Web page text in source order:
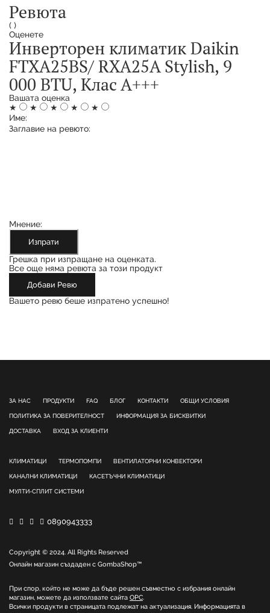
Ревюта
( )
Оценете
Инверторен климатик Daikin
FTXA25BS/ RXA25A Stylish, 9
000 BTU, Клас А+++
Вашата оценка
★
★ ★ ★
★
Име:
Заглавие на ревюто:
Мнение:
Изпрати
Грешка при изпращане на оценката.
Все още няма ревюта за този продукт
Добави Ревю
Вашето ревю беше изпратено успешно!
ЗА НАС ПРОДУКТИ FAQ БЛОГ КОНТАКТИ ОБЩИ УСЛОВИЯ
ПОЛИТИКА ЗА ПОВЕРИТЕЛНОСТ ИНФОРМАЦИЯ ЗА БИСКВИТКИ
ДОСТАВКА ВХОД ЗА КЛИЕНТИ
КЛИМАТИЦИ ТЕРМОПОМПИ ВЕНТИЛАТОРНИ КОНВЕКТОРИ
КАНАЛНИ КЛИМАТИЦИ КАСЕТЪЧНИ КЛИМАТИЦИ
МУЛТИ-СПЛИТ СИСТЕМИ
0890943333
Copyright © 2024. All Rights Reserved
Онлайн магазин създаден с GombaShop™
При спор, който не може да бъде решен съвместно с избрания онлайн
магазин, можете да използвате сайта ОРС.
Всички продукти в страницата подлежат на актуализация. Информацията в